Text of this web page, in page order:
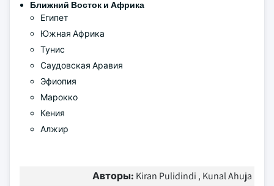
Ближний Восток и Африка
Египет
Южная Африка
Тунис
Саудовская Аравия
Эфиопия
Марокко
Кения
Алжир
Авторы: Kiran Pulidindi , Kunal Ahuja